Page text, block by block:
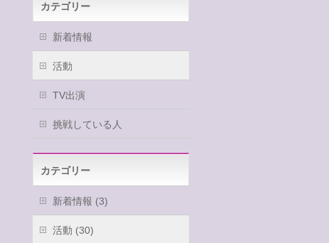
カテゴリー
新着情報
活動
TV出演
挑戦している人
カテゴリー
新着情報 (3)
活動 (30)